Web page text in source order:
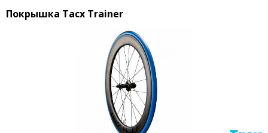
Покрышка Tacx Trainer